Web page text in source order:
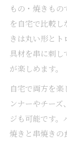
もの・焼きも
を自宅で比較
きは丸い形と
具材を串に刺し
が楽しめます。
自宅で両方を
ンナーやチー
ジも可能です。
焼きと串焼きの